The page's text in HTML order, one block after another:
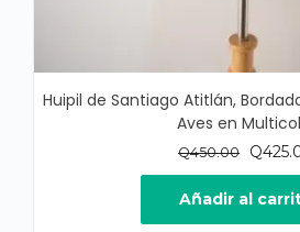
Huipil de Santiago Atitlán,
Aves en
Q450.00
El
precio
original
era:
Q
Añadir al